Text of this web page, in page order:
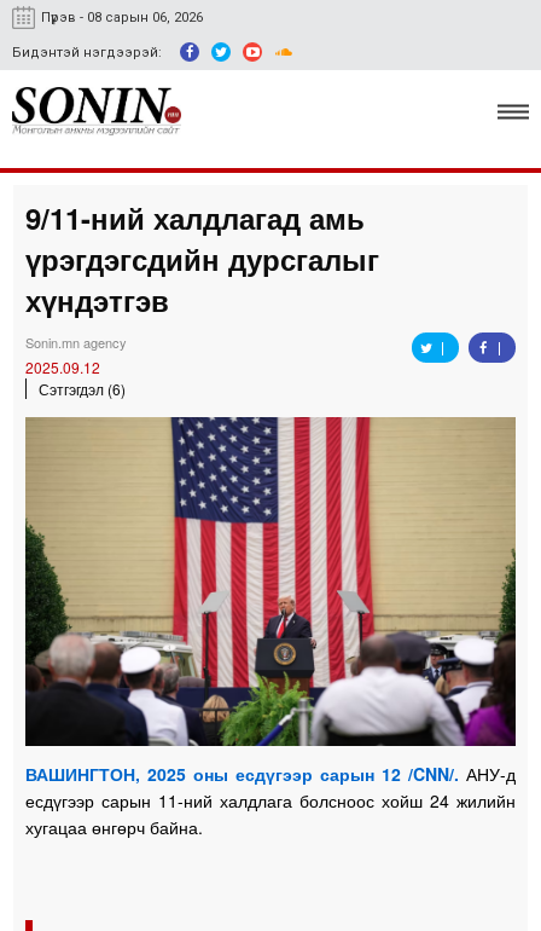
Пүрэв - 08 сарын 06, 2026
Бидэнтэй нэгдээрэй:
Улс төр, эдийн засаг
Гэмт хэрэг
Easy news
9/11-ний халдлагад амь
үрэгдэгсдийн дурсгалыг
хүндэтгэв
Sonin.mn agency
2025.09.12
Сэтгэгдэл (6)
ВАШИНГТОН, 2025 оны есдүгээр сарын 12 /CNN/. АНУ-д
есдүгээр сарын 11-ний халдлага болсноос хойш 24 жилийн
хугацаа өнгөрч байна.